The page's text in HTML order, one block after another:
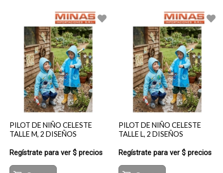
PILOT DE NIÑO CELESTE
TALLE M, 2 DISEÑOS
Regístrate para ver $ precios
PILOT DE NIÑO CELESTE
TALLE L, 2 DISEÑOS
Regístrate para ver $ precios